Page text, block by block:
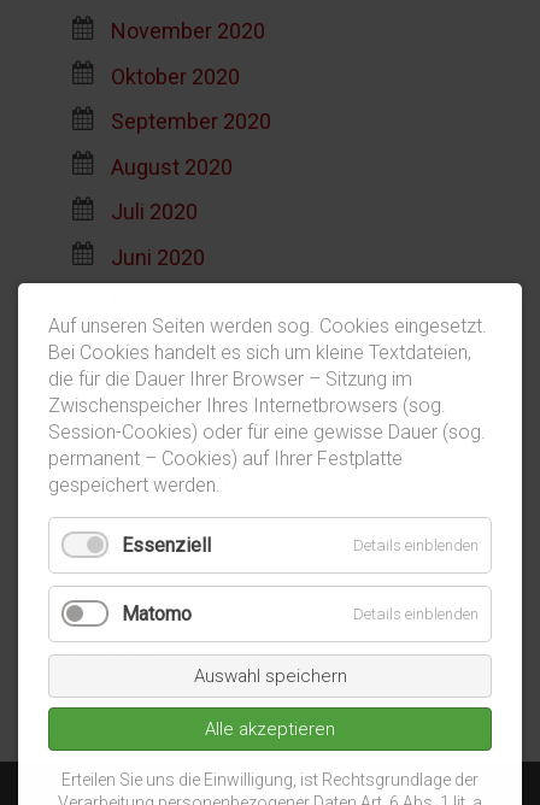
November 2020
Oktober 2020
September 2020
August 2020
Juli 2020
Juni 2020
April 2020
März 2020
Februar 2020
Januar 2020
2019
Dezember 2019
November 2019
Auf unseren Seiten werden sog. Cookies eingesetzt.
Bei Cookies handelt es sich um kleine Textdateien,
die für die Dauer Ihrer Browser – Sitzung im
Zwischenspeicher Ihres Internetbrowsers (sog.
Session-Cookies) oder für eine gewisse Dauer (sog.
permanent – Cookies) auf Ihrer Festplatte
gespeichert werden.
Essenziell Details einblenden
Matomo Details einblenden
Auswahl speichern
Alle akzeptieren
Erteilen Sie uns die Einwilligung, ist Rechtsgrundlage der